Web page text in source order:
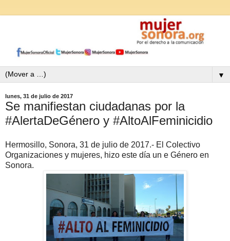
▼
lunes, 31 de julio de 2017
Se manifiestan ciudadanas por la
#AlertaDeGénero y #AltoAlFeminicidio
Hermosillo, Sonora, 31 de julio de 2017.- El Colectivo
Organizaciones y mujeres, hizo este día un e Género en
Sonora.